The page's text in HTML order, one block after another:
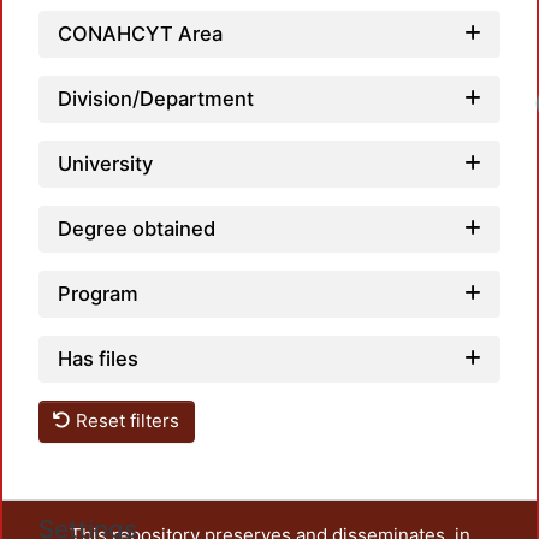
CONAHCYT Area
Division/Department
University
Degree obtained
Program
Has files
Reset filters
Settings